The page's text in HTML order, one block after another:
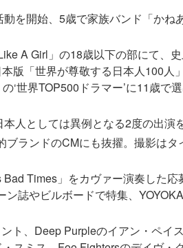
を開始、5歳で家族バンド「かね
A Girl」の18歳以下の部にて、
版「世界が尊敬する日本人100人
‘世界TOP500ドラマー’に11歳で
人としては異例となる2度の出演
ランドのCMにも抜擢。撮影はタ
Times」をカヴァー演奏した応
誌やビルボードで特集、
ト、Deep Purpleのイアン・ペイ